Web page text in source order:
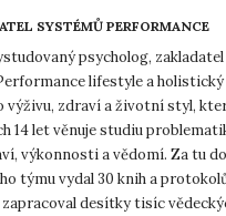
SYSTÉMŮ PERFORMANCE
psycholog, zakladatel
lifestyle a holistický
výživu, zdraví a životní styl,
14 let věnuje studiu
výkonnosti a vědomí. Za tu
týmu vydal 30 knih a
zapracoval desítky tisíc